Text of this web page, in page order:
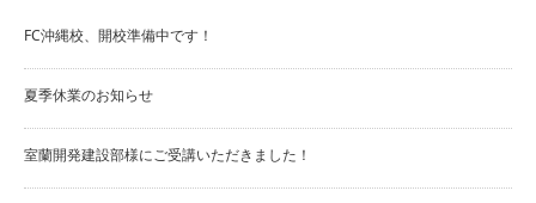
FC沖縄校、開校準備中です！
夏季休業のお知らせ
室蘭開発建設部様にご受講いただきました！